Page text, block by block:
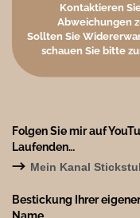
Kontaktieren
Abweichungen
Sollten Sie
schauen Sie bitte
Folgen Sie mir auf
Laufenden…
→ Mein Kanal
Bestickung Ihrer